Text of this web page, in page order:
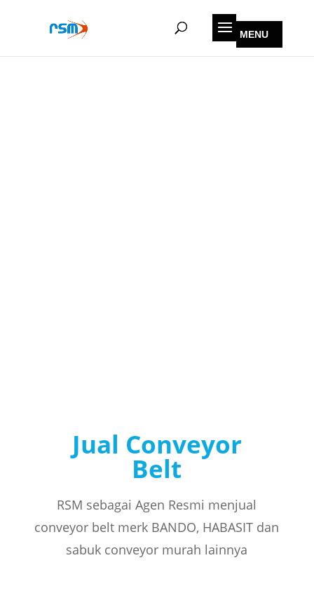
Jual Conveyor
Belt
RSM sebagai Agen Resmi menjual
conveyor belt merk BANDO, HABASIT dan
sabuk conveyor murah lainnya